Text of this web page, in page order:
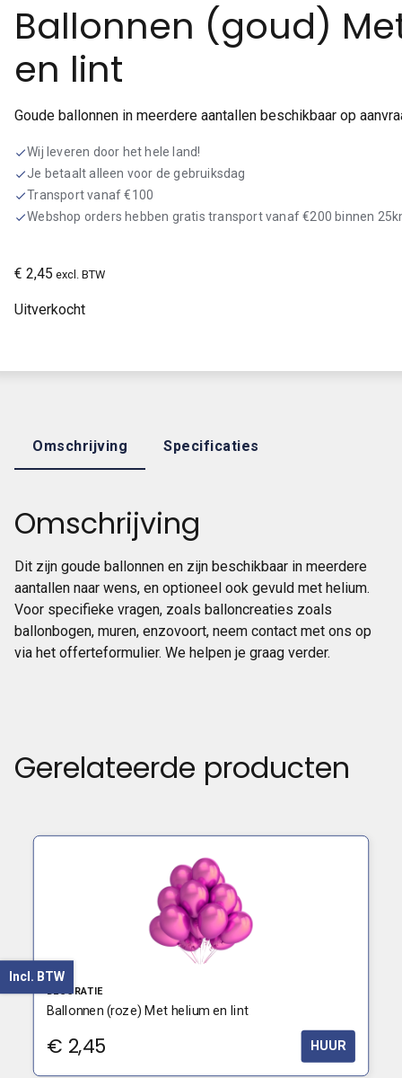
Ballonnen (goud)
en lint
Goude ballonnen in meerdere aantallen beschikbaar op
checkWij leveren door het hele land!
check Je betaalt alleen voor de gebruiksdag
checkTransport vanaf €100
checkWebshop orders hebben gratis transport vanaf €200 binnen
€ 2,45 excl. BTW
Uitverkocht
Omschrijving Specificaties
Omschrijving
Dit zijn goude ballonnen en zijn beschikbaar in meerdere
aantallen naar wens, en optioneel ook gevuld met helium.
Voor specifieke vragen, zoals balloncreaties zoals
ballonbogen, muren, enzovoort, neem contact met ons op
via het offerteformulier. We helpen je graag verder.
Gerelateerde producten
DECORATIE
Ballonnen (roze) Met helium en lint
€ 2,45 HUUR
Incl. BTW